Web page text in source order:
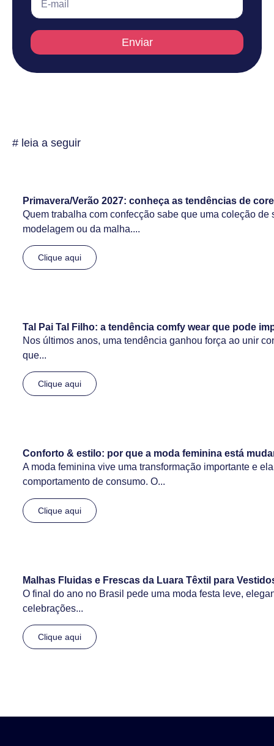
Enviar
# leia a seguir
Primavera/Verão 2027: conheça as tendências de
Quem trabalha com confecção sabe que uma coleção
modelagem ou da malha....
Clique aqui
Tal Pai Tal Filho: a tendência comfy wear que pode
Nos últimos anos, uma tendência ganhou força ao unir
que...
Clique aqui
Conforto & estilo: por que a moda feminina está
A moda feminina vive uma transformação importante e
comportamento de consumo. O...
Clique aqui
Malhas Fluidas e Frescas da Luara Têxtil para
O final do ano no Brasil pede uma moda festa leve,
celebrações...
Clique aqui